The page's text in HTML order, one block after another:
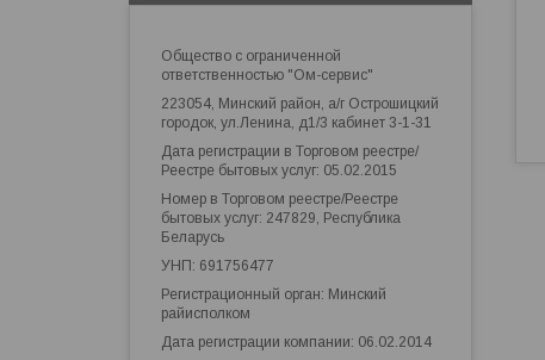
Общество с ограниченной
ответственностью "Ом-сервис"
223054, Минский район, а/г Острошицкий
городок, ул.Ленина, д1/3 кабинет 3-1-31
Дата регистрации в Торговом реестре/
Реестре бытовых услуг: 05.02.2015
Номер в Торговом реестре/Реестре
бытовых услуг: 247829, Республика
Беларусь
УНП: 691756477
Регистрационный орган: Минский
райисполком
Дата регистрации компании: 06.02.2014